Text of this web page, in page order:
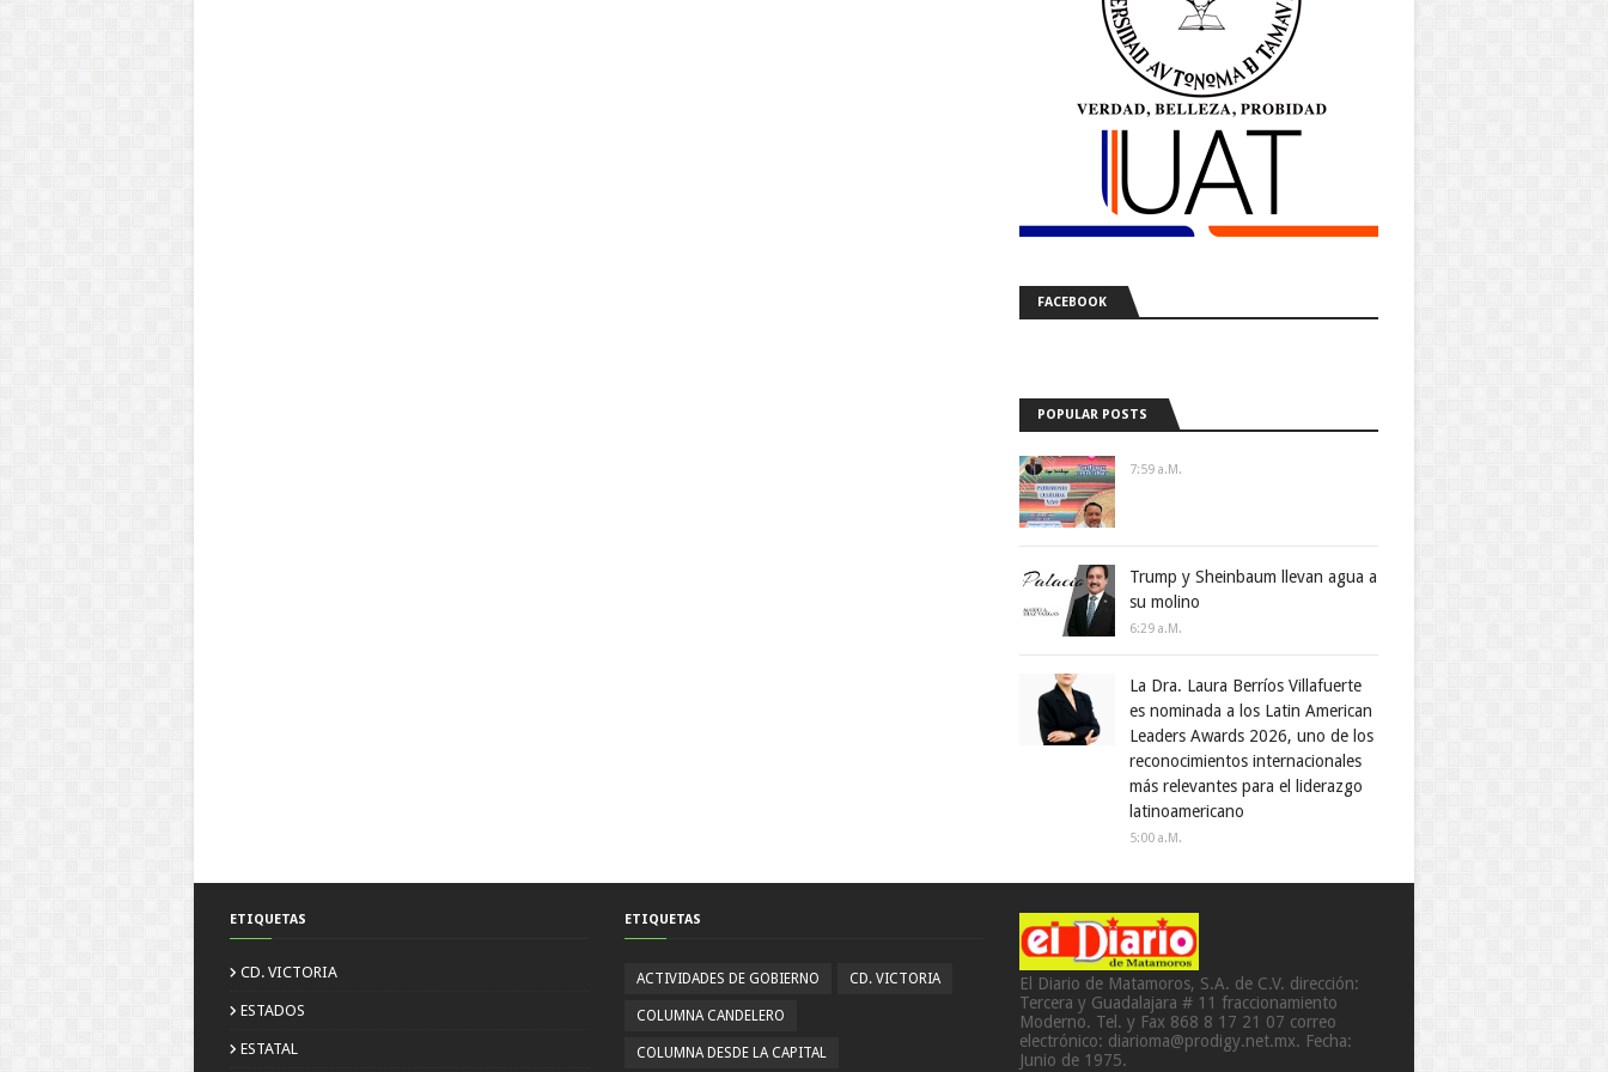
FACEBOOK
POPULAR POSTS
7:59 A.m.
Trump y Sheinbaum llevan agua a
su molino
6:29 A.m.
La Dra. Laura Berríos Villafuerte
es nominada a los Latin American
Leaders Awards 2026, uno de los
reconocimientos internacionales
más relevantes para el liderazgo
latinoamericano
5:00 A.m.
ETIQUETAS
CD. VICTORIA
ESTADOS
ESTATAL
ETIQUETAS
ACTIVIDADES DE GOBIERNO CD. VICTORIA
COLUMNA CANDELERO
COLUMNA DESDE LA CAPITAL
El Diario de Matamoros, S.A. de C.V. dirección:
Tercera y Guadalajara # 11 fraccionamiento
Moderno. Tel. y Fax 868 8 17 21 07 correo
electrónico: diarioma@prodigy.net.mx. Fecha:
Junio de 1975.